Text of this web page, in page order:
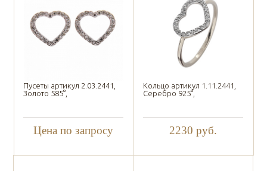
Пусеты артикул 2.03.2441,
Золото 585°,
Цена по запросу
Кольцо артикул 1.11.2441,
Серебро 925°,
2230 руб.